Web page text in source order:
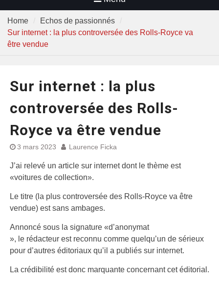
Home
Echos de passionnés
Sur internet : la plus controversée des Rolls-Royce va
être vendue
Sur internet : la plus
controversée des Rolls-
Royce va être vendue
3 mars 2023 Laurence Ficka
J’ai relevé un article sur internet dont le thème est
«voitures de collection».
Le titre (la plus controversée des Rolls-Royce va être
vendue) est sans ambages.
Annoncé sous la signature «d’anonymat
», le rédacteur est reconnu comme quelqu’un de sérieux
pour d’autres éditoriaux qu’il a publiés sur internet.
La crédibilité est donc marquante concernant cet éditorial.